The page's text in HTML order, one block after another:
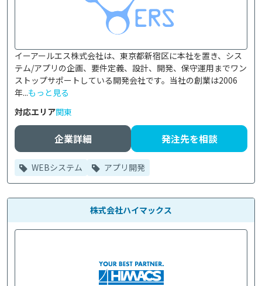
イーアールエス株式会社は、東京都新宿区に本社を置き、シス
テム/アプリの企画、要件定義、設計、開発、保守運用までワン
ストップサポートしている開発会社です。当社の創業は2006
年...もっと見る
対応エリア関東
企業詳細 発注先を相談
WEBシステム アプリ開発
株式会社ハイマックス